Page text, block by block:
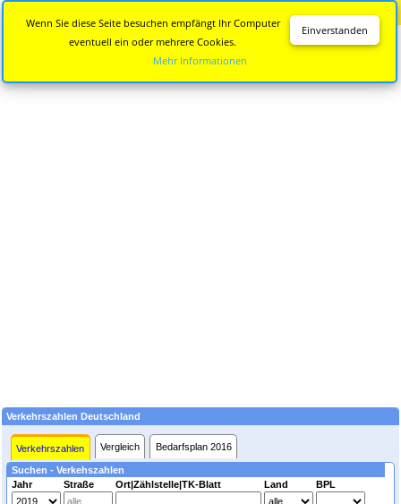
Verkehrszahlen Deutschland
Verkehrszahlen Vergleich Bedarfsplan 2016
Suchen - Verkehszahlen
Jahr
Straße Ort|Zählstelle|TK-Blatt Land BPL
Einverstanden
Wenn Sie diese Seite besuchen empfängt Ihr Computer
eventuell ein oder mehrere Cookies.
Mehr Informationen